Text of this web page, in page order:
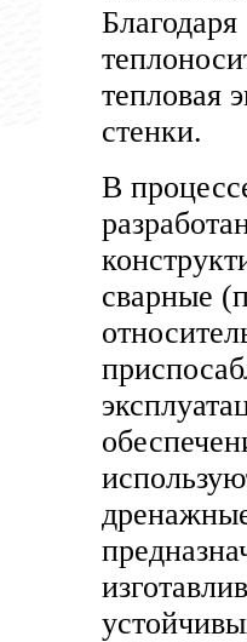
тепловая
стенки.
В
сварные